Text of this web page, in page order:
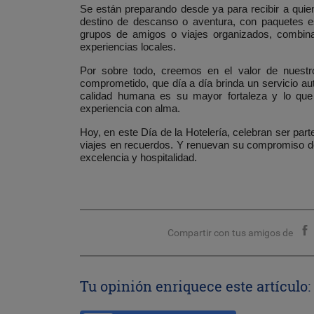
Se están preparando desde ya para recibir a
destino de descanso o aventura, con paquetes
grupos de amigos o viajes organizados,
experiencias locales.
Por sobre todo, creemos en el valor de
comprometido, que día a día brinda un servicio
calidad humanaes su mayor fortaleza y lo que
experiencia con alma.
Hoy, en este Día de la Hotelería, celebran ser
viajes en recuerdos. Y renuevan su compromiso
excelencia y hospitalidad.
Compartir con tus amigos de
Tu opinión enriquece este artículo: